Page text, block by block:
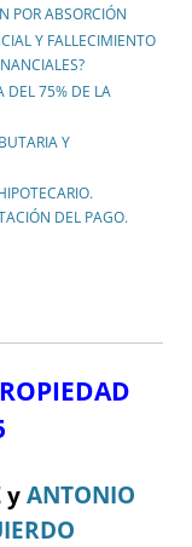
POR ABSORCIÓN
Y FALLECIMIENTO
DEL 75% DE LA
Y
DEL PAGO.
y ANTONIO